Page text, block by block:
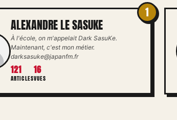
1
ALEXANDRE LE SASUKE
À l'école, on m'appelait Dark SasuKe.
Maintenant, c'est mon métier.
darksasuke@japanfm.fr
121
ARTICLES
16
VUES